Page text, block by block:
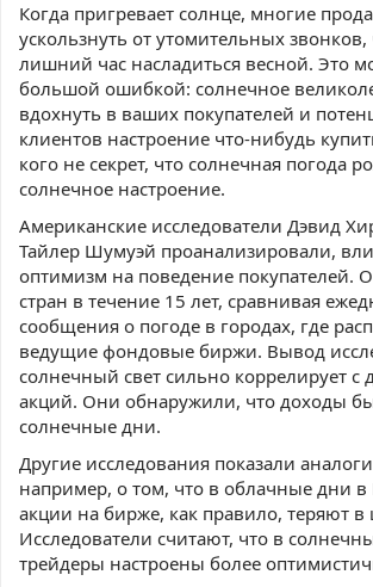
Когда пригревает солнце, многие
ускользнуть от утомительных
лишний час насладиться весной. Это
большой ошибкой: солнечное
вдохнуть в ваших покупателей и
клиентов настроение что-нибудь
кого не секрет, что солнечная погода
солнечное настроение.
Американские исследователи Дэвид
Тайлер Шумуэй проанализировали,
оптимизм на поведение покупателей.
стран в течение 15 лет, сравнивая
сообщения о погоде в городах, где
ведущие фондовые биржи. Вывод
солнечный свет сильно коррелирует с
акций. Они обнаружили, что доходы
солнечные дни.
Другие исследования показали
например, о том, что в облачные дни
акции на бирже, как правило, теряют в
Исследователи считают, что в
трейдеры настроены более